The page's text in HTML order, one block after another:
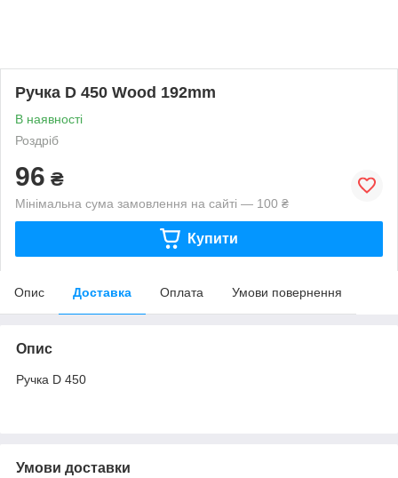
Ручка D 450 Wood 192mm
В наявності
Роздріб
96 ₴
Мінімальна сума замовлення на сайті — 100 ₴
Купити
Опис Доставка Оплата Умови повернення
Опис
Ручка D 450
Умови доставки